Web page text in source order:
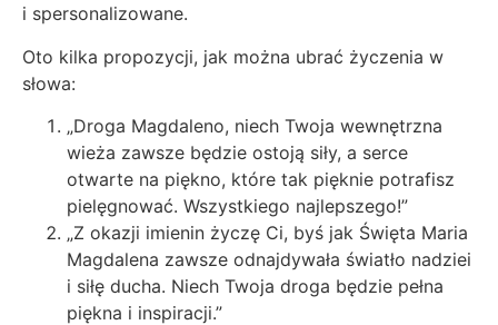
i spersonalizowane.
Oto kilka propozycji, jak można ubrać życzenia w
słowa:
„Droga Magdaleno, niech Twoja wewnętrzna
wieża zawsze będzie ostoją siły, a serce
otwarte na piękno, które tak pięknie potrafisz
pielęgnować. Wszystkiego najlepszego!”
„Z okazji imienin życzę Ci, byś jak Święta Maria
Magdalena zawsze odnajdywała światło nadziei
i siłę ducha. Niech Twoja droga będzie pełna
piękna i inspiracji.”